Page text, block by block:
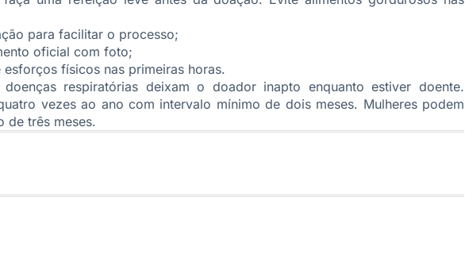
para facilitar o processo;
oficial com foto;
físicos nas primeiras horas.
respiratórias deixam o doador inapto enquanto estiver doente.
vezes ao ano com intervalo mínimo de dois meses. Mulheres podem
de três meses.